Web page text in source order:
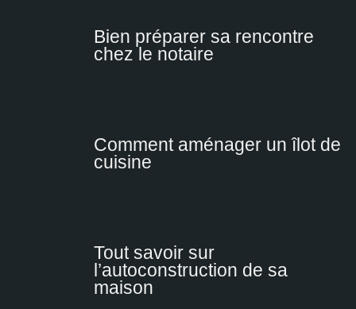
Bien préparer sa rencontre
chez le notaire
Comment aménager un îlot de
cuisine
Tout savoir sur
l’autoconstruction de sa
maison